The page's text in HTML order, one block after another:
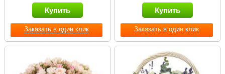
Заказать в один клик
Купить
Заказать в один клик
Купить